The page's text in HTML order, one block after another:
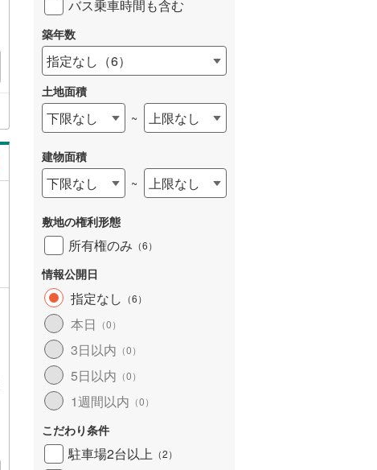
バス乗車時間も含む
築年数
指定なし （6）
土地面積
下限なし ~ 上限なし
建物面積
下限なし ~ 上限なし
敷地の権利形態
所有権のみ （6）
情報公開日
指定なし （6）
本日 （0）
3日以内 （0）
5日以内 （0）
1週間以内 （0）
こだわり条件
駐車場2台以上 （2）